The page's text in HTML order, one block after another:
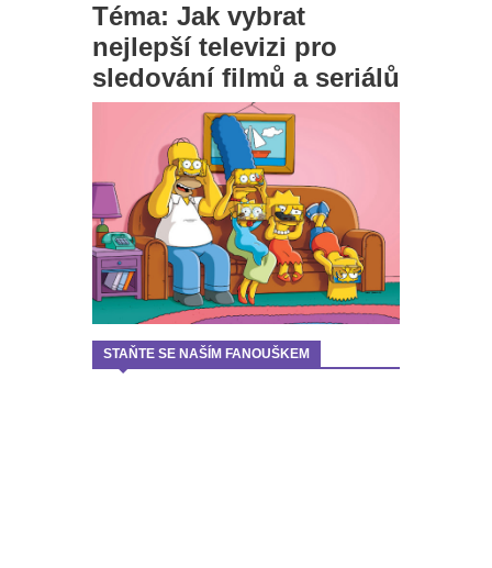
Téma: Jak vybrat
nejlepší televizi pro
sledování filmů a seriálů
STAŇTE SE NAŠÍM FANOUŠKEM